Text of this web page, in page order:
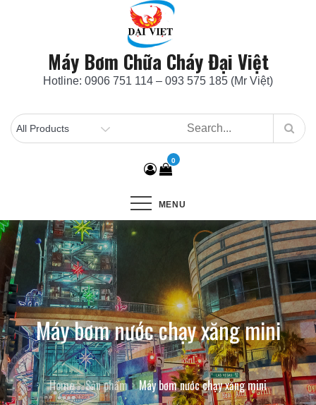
Máy Bơm Chữa Cháy Đại Việt
Hotline: 0906 751 114 – 093 575 185 (Mr Việt)
0
MENU
Máy bơm nước chạy xăng mini
Home Sản phẩm Máy bơm nước chạy xăng mini